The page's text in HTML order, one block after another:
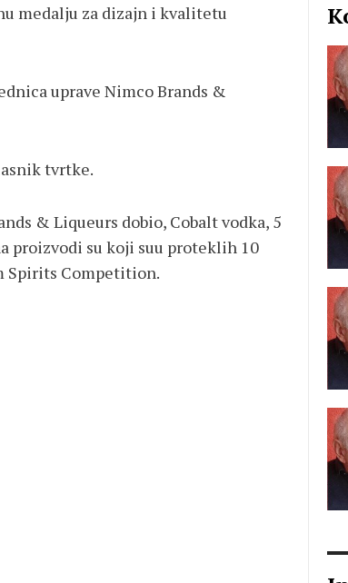
medalju za dizajn i kvalitetu
uprave Nimco Brands &
tvrtke.
& Liqueurs dobio, Cobalt vodka, 5
proizvodi su koji suu proteklih 10
Spirits Competition.